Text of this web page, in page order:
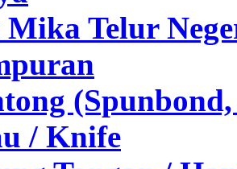
Mika Telur
/ Knife